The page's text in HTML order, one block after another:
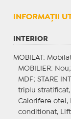
INFORMAŢII
INTERIOR
MOBILAT :
MOBILIER: Nou;
MDF; STARE
triplu
Calorifere otel,
conditionat,